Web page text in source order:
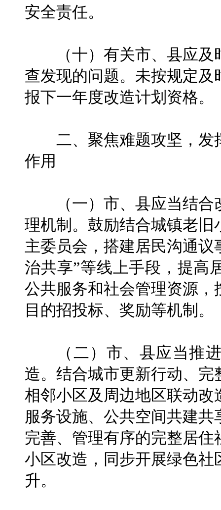
安全责任。
（十）有关市、县应及
查发现的问题。未按规定
报下一年度改造计划资格。
二、聚焦难题攻坚，发
作用
（一）市、县应当结合
理机制。鼓励结合城镇老
主委员会，搭建居民沟通议
治共享”等线上手段，提高
公共服务和社会管理资源
目的招投标、奖励等机制。
（二）市、县应当推进
造。结合城市更新行动、
相邻小区及周边地区联动
服务设施、公共空间共建
完善、管理有序的完整居
小区改造，同步开展绿色
升。